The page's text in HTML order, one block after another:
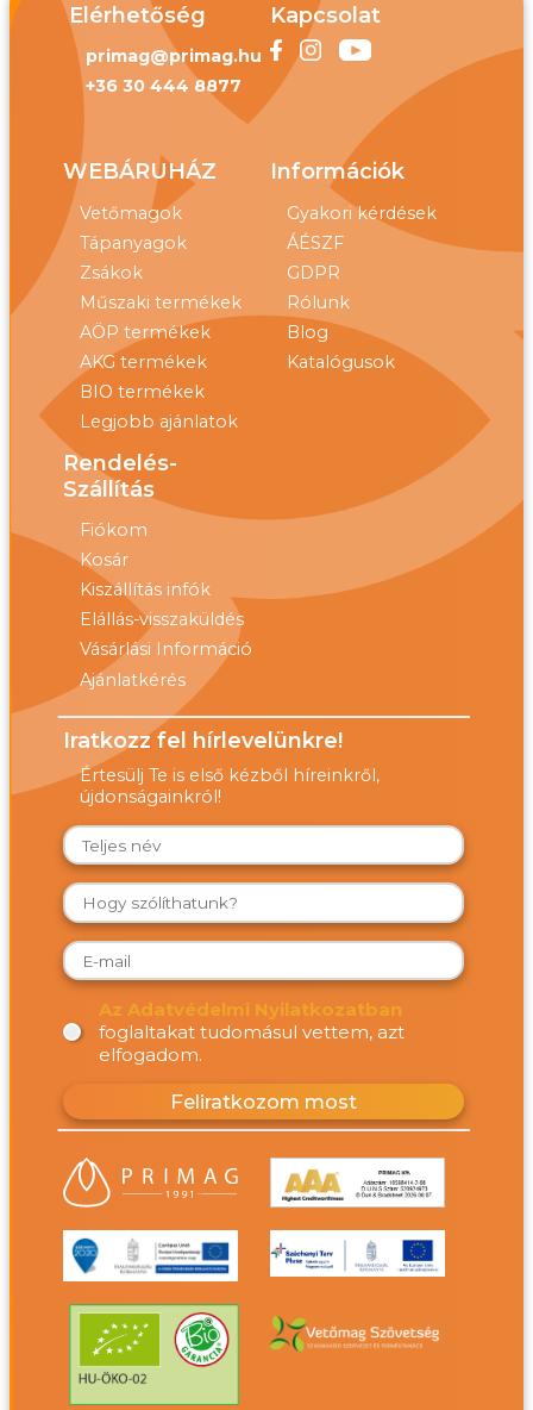
Elérhetőség
primag@primag.hu
+36 30 444 8877
Kapcsolat
WEBÁRUHÁZ
Vetőmagok
Tápanyagok
Zsákok
Műszaki termékek
AÖP termékek
AKG termékek
BIO termékek
Legjobb ajánlatok
Információk
Gyakori kérdések
ÁÉSZF
GDPR
Rólunk
Blog
Katalógusok
Rendelés-
Szállítás
Fiókom
Kosár
Kiszállítás infók
Elállás-visszaküldés
Vásárlási Információ
Ajánlatkérés
Iratkozz fel hírlevelünkre!
Értesülj Te is első kézből híreinkről,
újdonságainkról!
Az Adatvédelmi Nyilatkozatban
foglaltakat tudomásul vettem, azt
elfogadom.
Feliratkozom most